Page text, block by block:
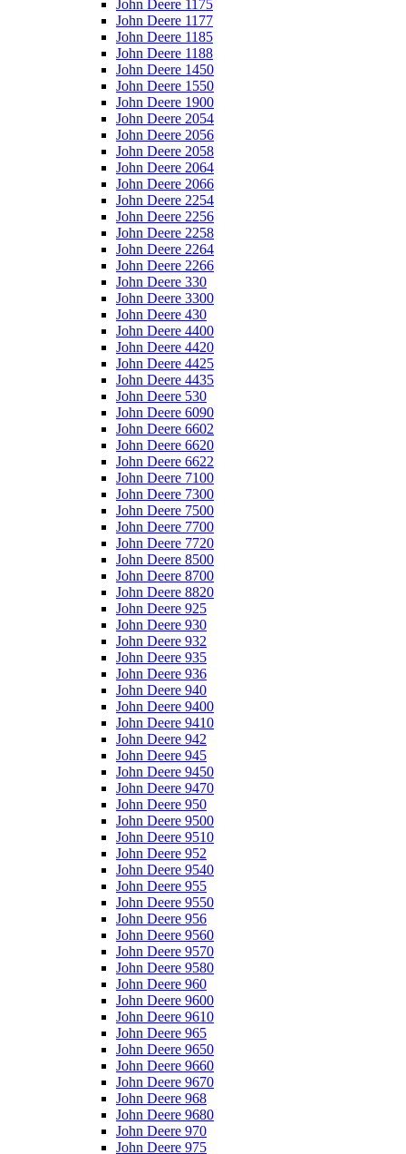
John Deere 1175
John Deere 1177
John Deere 1185
John Deere 1188
John Deere 1450
John Deere 1550
John Deere 1900
John Deere 2054
John Deere 2056
John Deere 2058
John Deere 2064
John Deere 2066
John Deere 2254
John Deere 2256
John Deere 2258
John Deere 2264
John Deere 2266
John Deere 330
John Deere 3300
John Deere 430
John Deere 4400
John Deere 4420
John Deere 4425
John Deere 4435
John Deere 530
John Deere 6090
John Deere 6602
John Deere 6620
John Deere 6622
John Deere 7100
John Deere 7300
John Deere 7500
John Deere 7700
John Deere 7720
John Deere 8500
John Deere 8700
John Deere 8820
John Deere 925
John Deere 930
John Deere 932
John Deere 935
John Deere 936
John Deere 940
John Deere 9400
John Deere 9410
John Deere 942
John Deere 945
John Deere 9450
John Deere 9470
John Deere 950
John Deere 9500
John Deere 9510
John Deere 952
John Deere 9540
John Deere 955
John Deere 9550
John Deere 956
John Deere 9560
John Deere 9570
John Deere 9580
John Deere 960
John Deere 9600
John Deere 9610
John Deere 965
John Deere 9650
John Deere 9660
John Deere 9670
John Deere 968
John Deere 9680
John Deere 970
John Deere 975